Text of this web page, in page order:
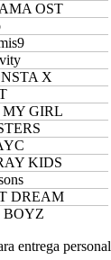
OST
X
MY GIRL
KIDS
DREAM
BOYZ
entrega personal